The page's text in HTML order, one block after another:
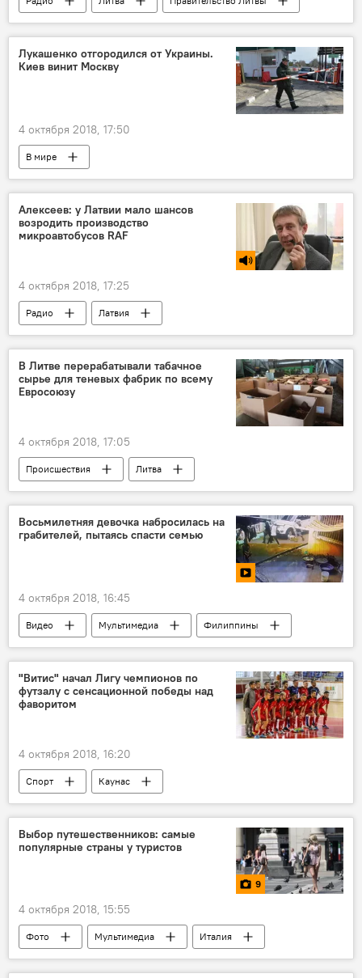
Лукашенко отгородился от Украины.
Киев винит Москву
4 октября 2018, 17:50
В мире
Алексеев: у Латвии мало шансов
возродить производство
микроавтобусов RAF
4 октября 2018, 17:25
Радио Латвия
В Литве перерабатывали табачное
сырье для теневых фабрик по всему
Евросоюзу
4 октября 2018, 17:05
Происшествия
Литва
табачные изделия
Восьмилетняя девочка набросилась на
грабителей, пытаясь спасти семью
4 октября 2018, 16:45
Видео Мультимедиа
Филиппины
ребенок
происшествие грабитель
"Витис" начал Лигу чемпионов по
футзалу с сенсационной победы над
фаворитом
4 октября 2018, 16:20
Спорт Каунас
Выбор путешественников: самые
популярные страны у туристов
9
4 октября 2018, 15:55
Фото Мультимедиа
Италия
США
Германия
Китай